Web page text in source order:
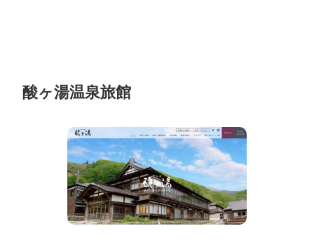
酸ヶ湯温泉旅館